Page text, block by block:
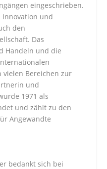
eingeschrieben.
Innovation und
den
Das
Handeln und die
vielen Bereichen zur
und
1971 als
und zählt zu den
Angewandte
bedankt sich bei